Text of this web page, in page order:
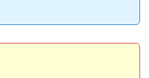
！やり直しって気まず